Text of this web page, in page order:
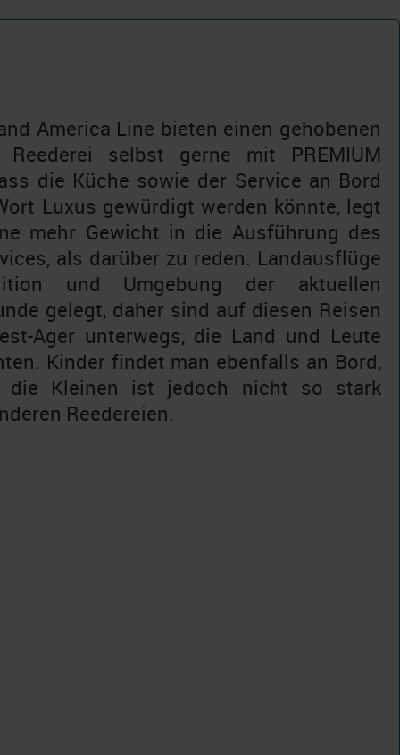
America Line bieten einen gehobenen
selbst gerne mit PREMIUM
die Küche sowie der Service an Bord
Luxus gewürdigt werden könnte, legt
mehr Gewicht in die Ausführung des
als darüber zu reden. Landausflüge
und Umgebung der aktuellen
gelegt, daher sind auf diesen Reisen
Ager unterwegs, die Land und Leute
Kinder findet man ebenfalls an Bord,
die Kleinen ist jedoch nicht so stark
Reedereien.